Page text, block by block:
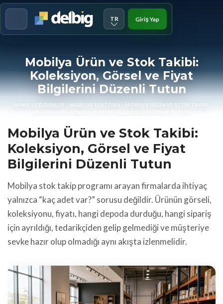
TR Giriş Yap
Mobilya Ürün ve Stok Takibi:
Koleksiyon, Görsel ve Fiyat
Bilgilerini Düzenli Tutun
HOME ÇÖZÜMLER » MOBILYA SEKTÖRÜ » MOBILYA ÜRÜN VE STOK TAKIBI:
Mobilya Ürün ve Stok Takibi:
Koleksiyon, Görsel ve Fiyat
Bilgilerini Düzenli Tutun
Mobilya stok takip programı arayan firmalarda ihtiyaç
yalnızca “kaç adet var?” sorusu değildir. Ürünün görseli,
koleksiyonu, fiyatı, hangi depoda durduğu, hangi sipariş
için ayrıldığı, tedarikçiden gelip gelmediği ve müşteriye
sevke hazır olup olmadığı aynı akışta izlenmelidir.